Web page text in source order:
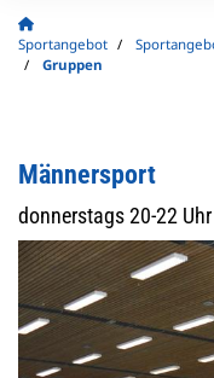
Sportangebot
Gruppen
Männersport
donnerstags 20-22